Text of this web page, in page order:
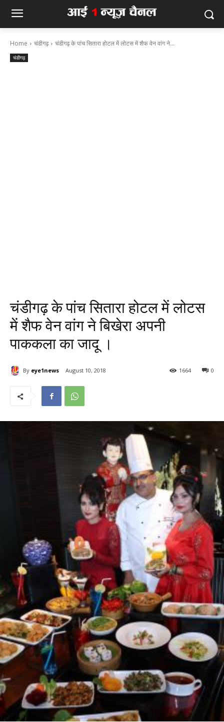
Home चंडीगढ़ चंडीगढ़ के पांच सितारा होटल में लोटस में शैफ वेन वांग ने...
चंडीगढ़
चंडीगढ़ के पांच सितारा होटल में लोटस
में शैफ वेन वांग ने बिखेरा अपनी
पाककला का जादू ।
By eye1news August 10, 2018 0
1664